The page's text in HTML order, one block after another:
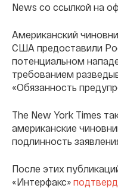
News со ссылкой на
Американский
США предоставили
потенциальном
требованием
«Обязанность
The New York Times
американские
подлинность
После этих
«Интерфакс»